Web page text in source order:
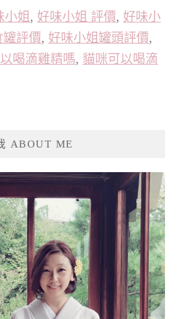
小姐 , 好味小姐 評價, 好味小
罐評價, 好味小姐罐頭評價,
喝滴雞精嗎, 貓咪可以喝滴
ABOUT ME